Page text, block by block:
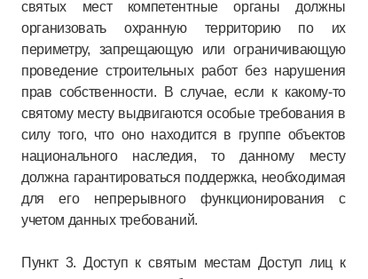
святых мест компетентные органы должны
организовать охранную территорию по их
периметру, запрещающую или ограничивающую
проведение строительных работ без нарушения
прав собственности. В случае, если к какому-то
святому месту выдвигаются особые требования в
силу того, что оно находится в группе объектов
национального наследия, то данному месту
должна гарантироваться поддержка, необходимая
для его непрерывного функционирования с
учетом данных требований.
Пункт 3. Доступ к святым местам Доступ лиц к